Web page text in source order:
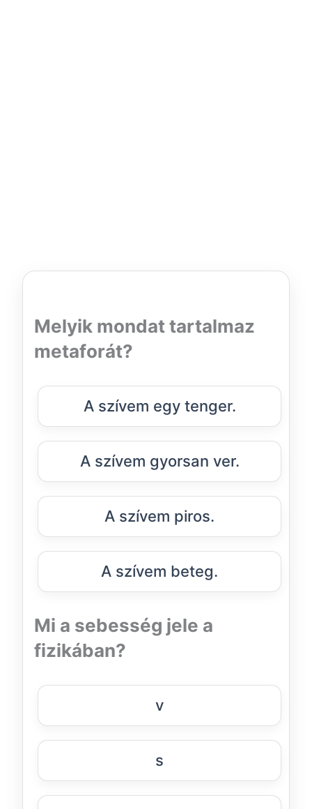
Melyik mondat tartalmaz
metaforát?
A szívem egy tenger.
A szívem gyorsan ver.
A szívem piros.
A szívem beteg.
Mi a sebesség jele a
fizikában?
v
s